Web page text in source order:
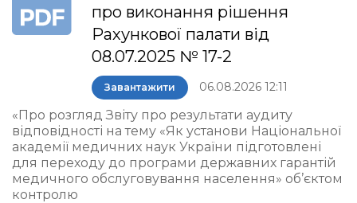
про виконання рішення
Рахункової палати від
08.07.2025 № 17-2
Завантажити 06.08.2026 12:11
«Про розгляд Звіту про результати аудиту
відповідності на тему «Як установи Національної
академії медичних наук України підготовлені
для переходу до програми державних гарантій
медичного обслуговування населення» об’єктом
контролю